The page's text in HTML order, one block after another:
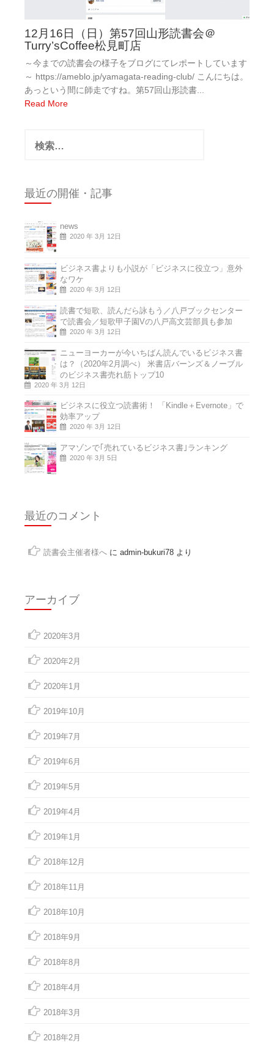
12月16日（日）第57回山形読書会＠
Turry’sCoffee松見町店
～今までの読書会の様子をブログにてレポートしています
～ https://ameblo.jp/yamagata-reading-club/ こんにちは。
あっという間に師走ですね。第57回山形読書...
Read More
索:
最近の開催・記事
news
2020 年 3月 12日
ビジネス書よりも小説が「ビジネスに役立つ」意外
なワケ
2020 年 3月 12日
読書で短歌、読んだら詠もう／八戸ブックセンター
で読書会／短歌甲子園Vの八戸高文芸部員も参加
2020 年 3月 12日
ニューヨーカーが今いちばん読んでいるビジネス書
は？（2020年2月調べ） 米書店バーンズ＆ノーブル
のビジネス書売れ筋トップ10
2020 年 3月 12日
ビジネスに役立つ読書術！ 「Kindle＋Evernote」で
効率アップ
2020 年 3月 12日
アマゾンで｢売れているビジネス書｣ランキング
2020 年 3月 5日
最近のコメント
読書会主催者様へ に admin-bukuri78 より
アーカイブ
2020年3月
2020年2月
2020年1月
2019年10月
2019年7月
2019年6月
2019年5月
2019年4月
2019年1月
2018年12月
2018年11月
2018年10月
2018年9月
2018年8月
2018年4月
2018年3月
2018年2月